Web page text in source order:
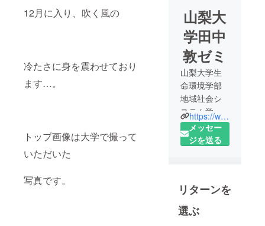
12月に入り、吹く風の
冷たさに身を震わせており
ます…。
トップ画像は大学で撮って
いただいた
写真です。
山梨大
学田中
敦ゼミ
山梨大学生
命環境学部
地域社会シ
ステム学科
観光政策科
学特別コー
年生6人で運
営していま
す！
https://www.instagram.com/atanakazemi2018/
メッセー
ジを送る
リターンを
選ぶ